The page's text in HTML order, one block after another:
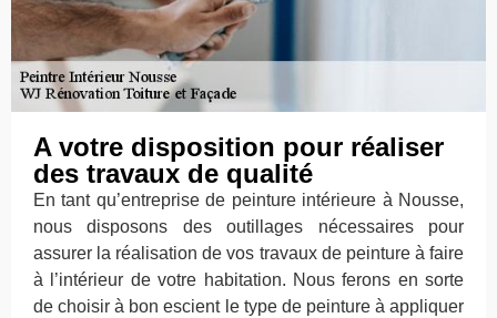
A votre disposition pour réaliser
des travaux de qualité
En tant qu’entreprise de peinture intérieure à Nousse,
nous disposons des outillages nécessaires pour
assurer la réalisation de vos travaux de peinture à faire
à l’intérieur de votre habitation. Nous ferons en sorte
de choisir à bon escient le type de peinture à appliquer